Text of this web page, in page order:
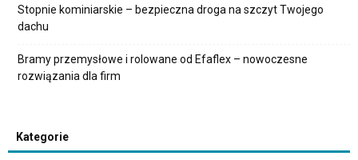
Stopnie kominiarskie – bezpieczna droga na szczyt Twojego
dachu
Bramy przemysłowe i rolowane od Efaflex – nowoczesne
rozwiązania dla firm
Kategorie